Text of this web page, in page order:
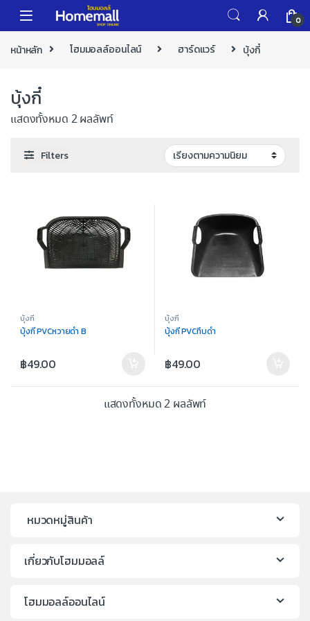
Skip to navigation
Skip to content
0
หน้าหลัก โฮมมอลล์ออนไลน์ ฮาร์ดแวร์ บุ้งกี๋
บุ้งกี๋
แสดงทั้งหมด 2 ผลลัพท์
Filters
บุ้งกี๋
บุ้งกี๋ PVCหวายดำ B
฿49.00
บุ้งกี๋
บุ้งกี๋ PVCทึบดำ
฿49.00
แสดงทั้งหมด 2 ผลลัพท์
หมวดหมู่สินค้า
เกี่ยวกับโฮมมอลล์
โฮมมอลล์ออนไลน์